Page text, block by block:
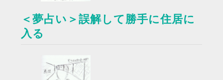
＜夢占い＞誤解して勝手に住居に
入る